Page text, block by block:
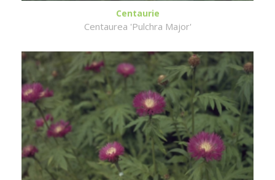
Centaurie
Centaurea 'Pulchra Major'